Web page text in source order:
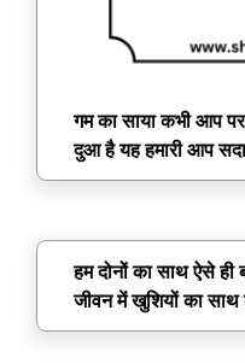
गम का साया कभी आप
दुआ है यह हमारी आप
हम दोनों का साथ ऐसे ही
जीवन में खुशियों का साथ